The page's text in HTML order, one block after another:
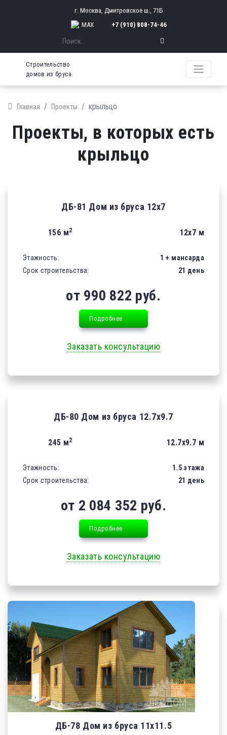
г. Москва, Дмитровское ш., 71Б
MAX
+7 (910) 808-74-46
Строительство
домов из бруса
Главная Проекты крыльцо
Проекты, в которых есть
крыльцо
ДБ-81 Дом из бруса 12х7
156 м2 12х7 м
Этажность:
1 + мансарда
Срок строительства:
21 день
от 990 822 руб.
Подробнее
Заказать консультацию
ДБ-80 Дом из бруса 12.7х9.7
245 м2 12.7х9.7 м
Этажность:
1.5 этажа
Срок строительства:
21 день
от 2 084 352 руб.
Подробнее
Заказать консультацию
ДБ-78 Дом из бруса 11х11.5